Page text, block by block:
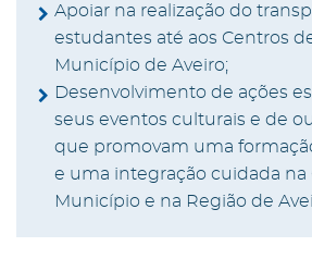
Apoiar na realização do
estudantes até aos Centros
Município de Aveiro;
Desenvolvimento de ações
seus eventos culturais e de
que promovam uma
e uma integração cuidada na
Município e na Região de